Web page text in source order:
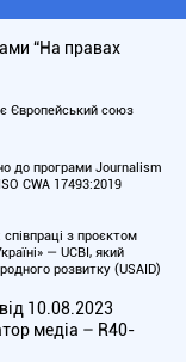
“На правах
Європейський союз
до програми Journalism
CWA 17493:2019
з проєктом
— UCBI, який
розвитку (USAID)
10.08.2023
медіа – R40-